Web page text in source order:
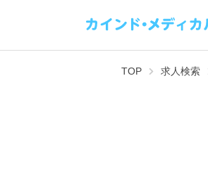
TOP 求人検索